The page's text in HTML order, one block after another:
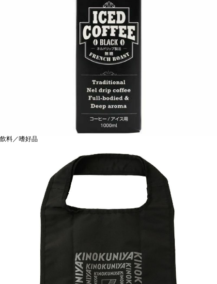
飲料／嗜好品